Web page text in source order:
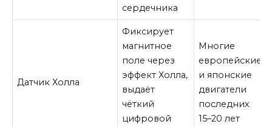
сердечника
Датчик Холла
Фиксирует
магнитное
поле через
эффект Холла,
выдаёт
чёткий
цифровой
Многие
европейские
и японские
двигатели
последних
15–20 лет